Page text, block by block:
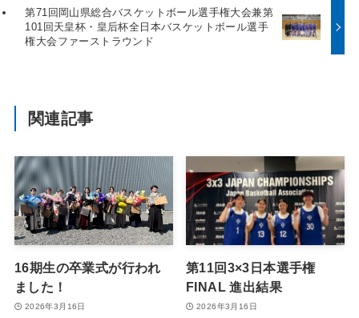
第71回岡山県総合バスケットボール選手権大会兼第
101回天皇杯・皇后杯全日本バスケットボール選手
権大会ファーストラウンド
関連記事
16期生の卒業式が行われ
ました！
2026年3月16日
第11回3×3日本選手権
FINAL 進出結果
2026年3月16日